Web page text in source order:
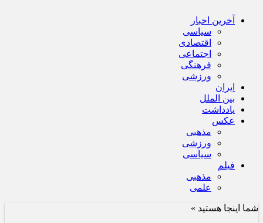
آخرین اخبار
سیاسی
اقتصادی
اجتماعی
فرهنگی
ورزشی
ایران
بین الملل
یادداشت
عکس
مذهبی
ورزشی
سیاسی
فیلم
مذهبی
علمی
شما اینجا هستید »